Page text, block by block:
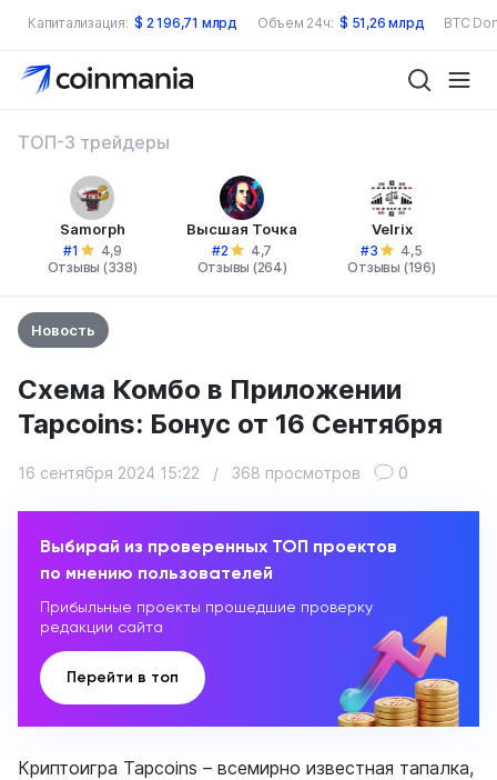
Капитализация: $ 2 196,71 млрд Объем 24ч: $ 51,26 млрд BTC
ТОП-3 трейдеры
Samorph
#1
4,9
Отзывы (338)
Высшая Точка
#2
4,7
Отзывы (264)
Velrix
#3
4,5
Отзывы (196)
Новость
Схема Комбо в Приложении
Tapcoins: Бонус от 16 Сентября
16 сентября 2024 15:22 / 368 просмотров 0
Выбирай из проверенных ТОП проектов
по мнению пользователей
Прибыльные проекты прошедшие проверку
редакции сайта
Перейти в топ
Криптоигра Tapcoins – всемирно известная тапалка,